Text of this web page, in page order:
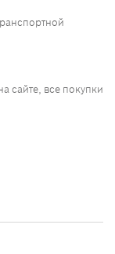
сайте, все покупки